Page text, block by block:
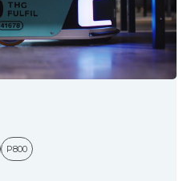
P800